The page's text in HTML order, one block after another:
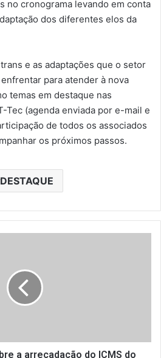
no cronograma levando em conta
dos diferentes elos da
e as adaptações que o setor
para atender à nova
temas em destaque nas
Tec (agenda enviada por e-mail e
de todos os associados
os próximos passos.
DESTAQUE
a arrecadação do ICMS do